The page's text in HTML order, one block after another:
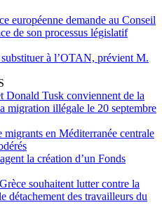
européenne demande au Conseil
de son processus législatif
substituer à l’OTAN, prévient M.
Donald Tusk conviennent de la
migration illégale le 20 septembre
migrants en Méditerranée centrale
la création d’un Fonds
souhaitent lutter contre la
détachement des travailleurs du